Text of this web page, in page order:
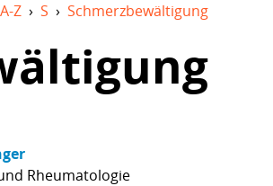
Z › S › Schmerzbewältigung
Rheumatologie